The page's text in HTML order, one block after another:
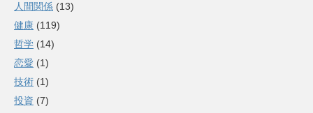
人間関係 (13)
健康 (119)
哲学 (14)
恋愛 (1)
技術 (1)
投資 (7)